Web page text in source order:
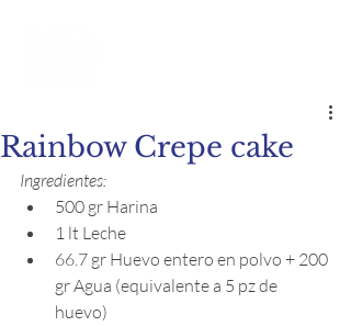
Rainbow Crepe cake
Ingredientes:
500 gr Harina
1 lt Leche
66.7 gr Huevo entero en polvo + 200
gr Agua (equivalente a 5 pz de
huevo)